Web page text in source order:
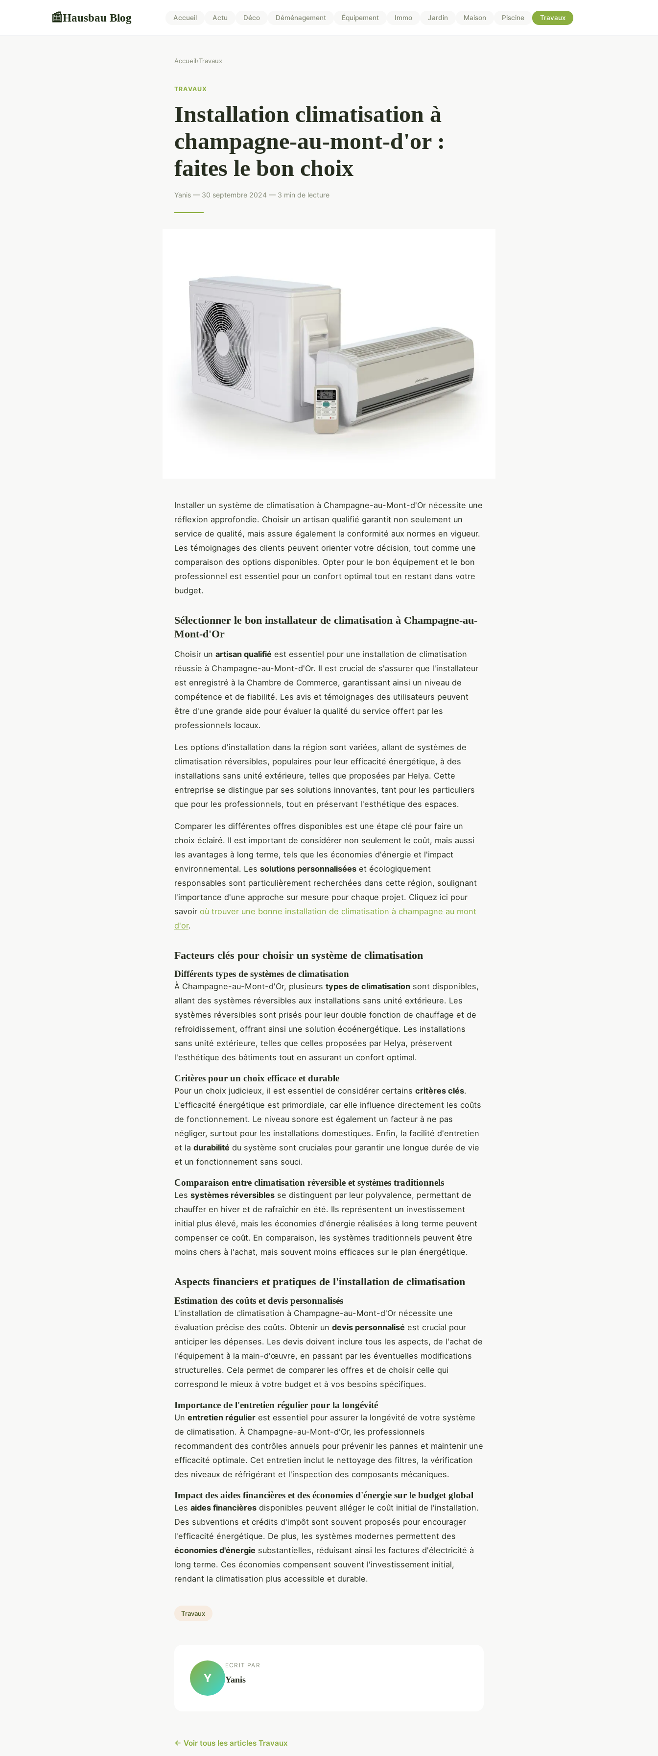
📰Hausbau Blog Accueil Actu Déco Déménagement Équipement Immo Jardin Maison Piscine Travaux
Accueil›Travaux
TRAVAUX
Installation climatisation à
champagne-au-mont-d'or :
faites le bon choix
Yanis — 30 septembre 2024 — 3 min de lecture
Installer un système de climatisation à Champagne-au-Mont-d'Or nécessite une
réflexion approfondie. Choisir un artisan qualifié garantit non seulement un
service de qualité, mais assure également la conformité aux normes en vigueur.
Les témoignages des clients peuvent orienter votre décision, tout comme une
comparaison des options disponibles. Opter pour le bon équipement et le bon
professionnel est essentiel pour un confort optimal tout en restant dans votre
budget.
Sélectionner le bon installateur de climatisation à Champagne-au-
Mont-d'Or
Choisir un artisan qualifié est essentiel pour une installation de climatisation
réussie à Champagne-au-Mont-d'Or. Il est crucial de s'assurer que l'installateur
est enregistré à la Chambre de Commerce, garantissant ainsi un niveau de
compétence et de fiabilité. Les avis et témoignages des utilisateurs peuvent
être d'une grande aide pour évaluer la qualité du service offert par les
professionnels locaux.
Les options d'installation dans la région sont variées, allant de systèmes de
climatisation réversibles, populaires pour leur efficacité énergétique, à des
installations sans unité extérieure, telles que proposées par Helya. Cette
entreprise se distingue par ses solutions innovantes, tant pour les particuliers
que pour les professionnels, tout en préservant l'esthétique des espaces.
Comparer les différentes offres disponibles est une étape clé pour faire un
choix éclairé. Il est important de considérer non seulement le coût, mais aussi
les avantages à long terme, tels que les économies d'énergie et l'impact
environnemental. Les solutions personnalisées et écologiquement
responsables sont particulièrement recherchées dans cette région, soulignant
l'importance d'une approche sur mesure pour chaque projet. Cliquez ici pour
savoir où trouver une bonne installation de climatisation à champagne au mont
d'or.
Facteurs clés pour choisir un système de climatisation
Différents types de systèmes de climatisation
À Champagne-au-Mont-d'Or, plusieurs types de climatisation sont disponibles,
allant des systèmes réversibles aux installations sans unité extérieure. Les
systèmes réversibles sont prisés pour leur double fonction de chauffage et de
refroidissement, offrant ainsi une solution écoénergétique. Les installations
sans unité extérieure, telles que celles proposées par Helya, préservent
l'esthétique des bâtiments tout en assurant un confort optimal.
Critères pour un choix efficace et durable
Pour un choix judicieux, il est essentiel de considérer certains critères clés.
L'efficacité énergétique est primordiale, car elle influence directement les coûts
de fonctionnement. Le niveau sonore est également un facteur à ne pas
négliger, surtout pour les installations domestiques. Enfin, la facilité d'entretien
et la durabilité du système sont cruciales pour garantir une longue durée de vie
et un fonctionnement sans souci.
Comparaison entre climatisation réversible et systèmes traditionnels
Les systèmes réversibles se distinguent par leur polyvalence, permettant de
chauffer en hiver et de rafraîchir en été. Ils représentent un investissement
initial plus élevé, mais les économies d'énergie réalisées à long terme peuvent
compenser ce coût. En comparaison, les systèmes traditionnels peuvent être
moins chers à l'achat, mais souvent moins efficaces sur le plan énergétique.
Aspects financiers et pratiques de l'installation de climatisation
Estimation des coûts et devis personnalisés
L'installation de climatisation à Champagne-au-Mont-d'Or nécessite une
évaluation précise des coûts. Obtenir un devis personnalisé est crucial pour
anticiper les dépenses. Les devis doivent inclure tous les aspects, de l'achat de
l'équipement à la main-d'œuvre, en passant par les éventuelles modifications
structurelles. Cela permet de comparer les offres et de choisir celle qui
correspond le mieux à votre budget et à vos besoins spécifiques.
Importance de l'entretien régulier pour la longévité
Un entretien régulier est essentiel pour assurer la longévité de votre système
de climatisation. À Champagne-au-Mont-d'Or, les professionnels
recommandent des contrôles annuels pour prévenir les pannes et maintenir une
efficacité optimale. Cet entretien inclut le nettoyage des filtres, la vérification
des niveaux de réfrigérant et l'inspection des composants mécaniques.
Impact des aides financières et des économies d'énergie sur le budget global
Les aides financières disponibles peuvent alléger le coût initial de l'installation.
Des subventions et crédits d'impôt sont souvent proposés pour encourager
l'efficacité énergétique. De plus, les systèmes modernes permettent des
économies d'énergie substantielles, réduisant ainsi les factures d'électricité à
long terme. Ces économies compensent souvent l'investissement initial,
rendant la climatisation plus accessible et durable.
Travaux
Y
ECRIT PAR
Yanis
← Voir tous les articles Travaux